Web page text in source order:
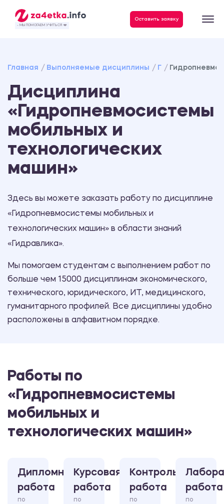
- МЫ ПОМОГАЕМ УЧИТЬСЯ ❤️
Оставить заявку
Главная Выполняемые дисциплины Г
Дисциплина
«Гидропневмосистемы
мобильных и
технологических
машин»
Здесь вы можете заказать работу по дисциплине
«Гидропневмосистемы мобильных и
технологических машин» в области знаний
«Гидравлика».
Мы помогаем студентам с выполнением работ по
больше чем 15000 дисциплинам экономического,
технического, юридического, ИТ, медицинского,
гуманитарного профилей. Все дисциплины удобно
расположены в алфавитном порядке.
Работы по
«Гидропневмосистемы
мобильных и
технологических машин»
Дипломная
работа
по
Курсовая
работа
по
Контрольная
работа
по
работа
по